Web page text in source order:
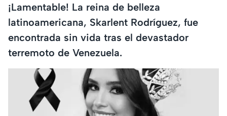
¡Lamentable! La reina de belleza
latinoamericana, Skarlent Rodríguez, fue
encontrada sin vida tras el devastador
terremoto de Venezuela.